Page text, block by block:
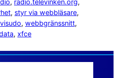
, radio.televinken.org
, styr via webbläsare
visudo, webbgränssnitt
, xfce